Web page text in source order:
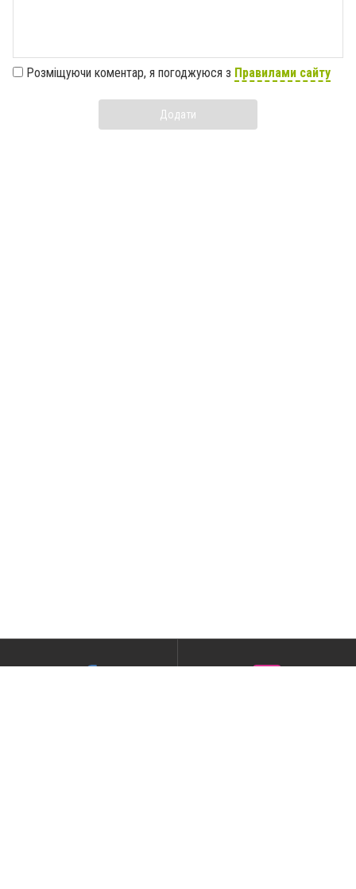
Розміщуючи коментар, я погоджуюся з Правилами сайту
Додати